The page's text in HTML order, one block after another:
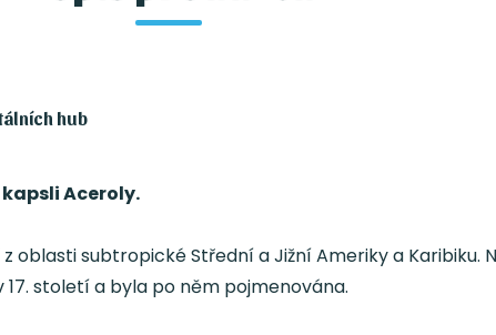
hub
Aceroly.
oblasti subtropické Střední a Jižní Ameriky a Karibiku.
století a byla po něm pojmenována.